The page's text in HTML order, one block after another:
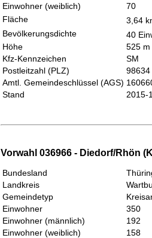
Einwohner (weiblich)
70
Fläche
3,64
Bevölkerungsdichte
40
Höhe
525 m
Kfz-Kennzeichen
SM
Postleitzahl (PLZ)
98634
Amtl. Gemeindeschlüssel (AGS)
Stand
2015-
Vorwahl 036966 - Diedorf/Rhön
Bundesland
Landkreis
Gemeindetyp
Einwohner
350
Einwohner (männlich)
192
Einwohner (weiblich)
158